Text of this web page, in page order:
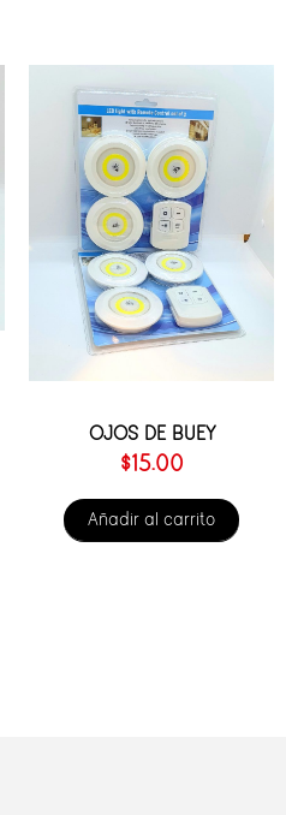
OJOS DE BUEY
$15.00
Añadir al carrito